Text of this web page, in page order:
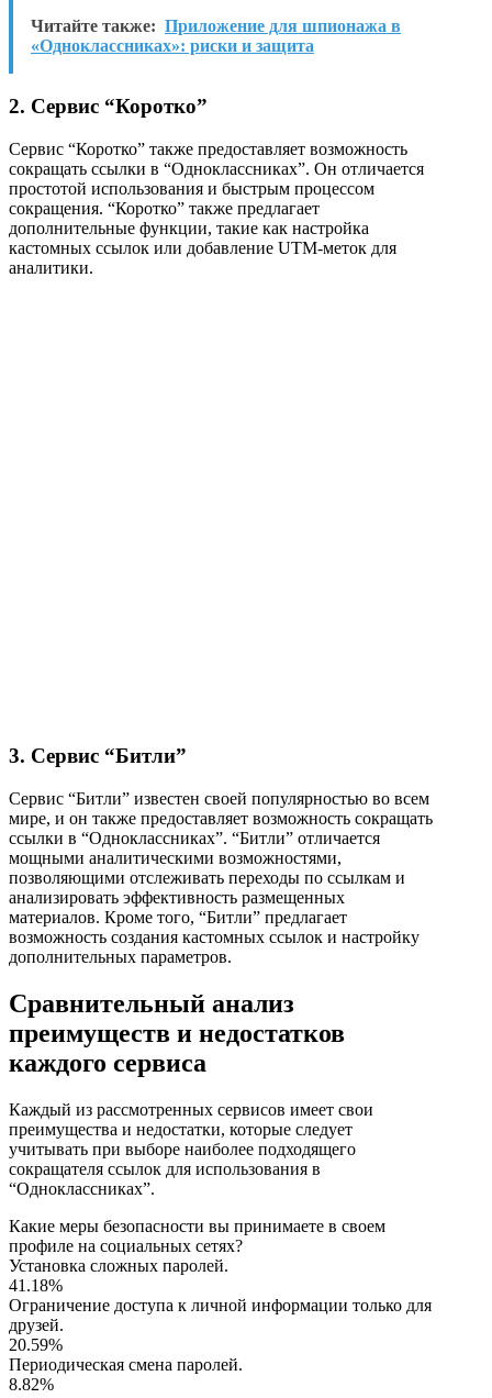
Читайте также: Приложение для шпионажа в
«Одноклассниках»: риски и защита
2. Сервис “Коротко”
Сервис “Коротко” также предоставляет возможность
сокращать ссылки в “Одноклассниках”. Он отличается
простотой использования и быстрым процессом
сокращения. “Коротко” также предлагает
дополнительные функции, такие как настройка
кастомных ссылок или добавление UTM-меток для
аналитики.
3. Сервис “Битли”
Сервис “Битли” известен своей популярностью во всем
мире, и он также предоставляет возможность сокращать
ссылки в “Одноклассниках”. “Битли” отличается
мощными аналитическими возможностями,
позволяющими отслеживать переходы по ссылкам и
анализировать эффективность размещенных
материалов. Кроме того, “Битли” предлагает
возможность создания кастомных ссылок и настройку
дополнительных параметров.
Сравнительный анализ
преимуществ и недостатков
каждого сервиса
Каждый из рассмотренных сервисов имеет свои
преимущества и недостатки, которые следует
учитывать при выборе наиболее подходящего
сокращателя ссылок для использования в
“Одноклассниках”.
Какие меры безопасности вы принимаете в своем
профиле на социальных сетях?
Установка сложных паролей.
41.18%
Ограничение доступа к личной информации только для
друзей.
20.59%
Периодическая смена паролей.
8.82%